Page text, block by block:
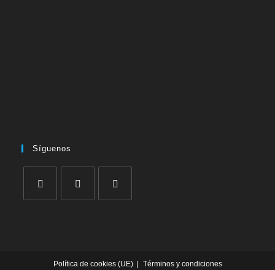
Síguenos
nueva
nueva
Política de cookies (UE) Términos y condiciones